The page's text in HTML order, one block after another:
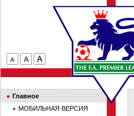
Главное
МОБИЛЬНАЯ ВЕРСИЯ